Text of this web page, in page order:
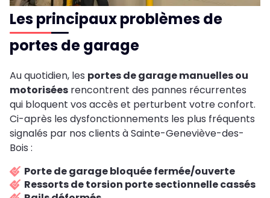
Les principaux problèmes de
portes de garage
Au quotidien, les portes de garage manuelles ou
motorisées rencontrent des pannes récurrentes
qui bloquent vos accès et perturbent votre confort.
Ci-après les dysfonctionnements les plus fréquents
signalés par nos clients à Sainte-Geneviève-des-
Bois :
Porte de garage bloquée fermée/ouverte
Ressorts de torsion porte sectionnelle cassés